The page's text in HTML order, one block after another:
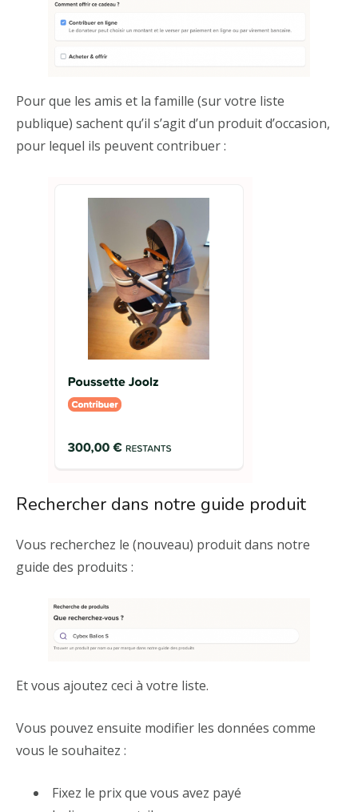
Pour que les amis et la famille (sur votre liste
publique) sachent qu’il s’agit d’un produit d’occasion,
pour lequel ils peuvent contribuer :
Rechercher dans notre guide produit
Vous recherchez le (nouveau) produit dans notre
guide des produits :
Et vous ajoutez ceci à votre liste.
Vous pouvez ensuite modifier les données comme
vous le souhaitez :
Fixez le prix que vous avez payé